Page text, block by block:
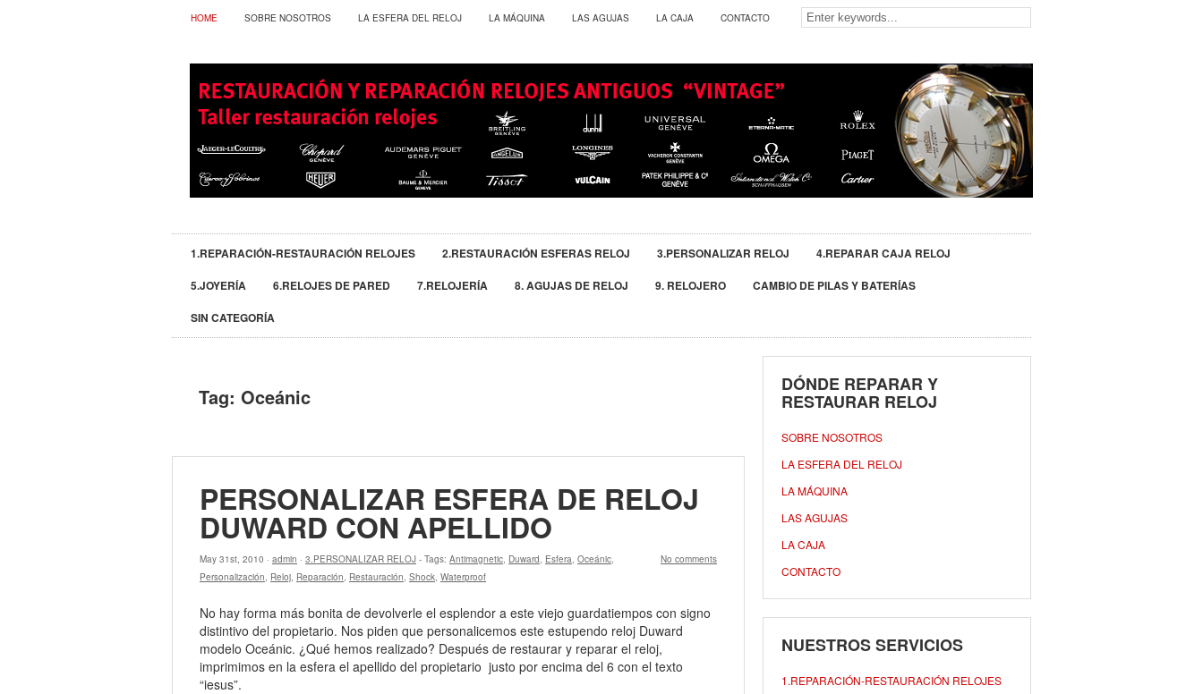
HOME SOBRE NOSOTROS LA ESFERA DEL RELOJ LA MÁQUINA LAS AGUJAS LA CAJA CONTACTO
1.REPARACIÓN-RESTAURACIÓN RELOJES 2.RESTAURACIÓN ESFERAS RELOJ 3.PERSONALIZAR RELOJ
4.REPARAR CAJA RELOJ
5.JOYERÍA
6.RELOJES DE PARED 7.RELOJERÍA 8. AGUJAS DE RELOJ 9. RELOJERO
CAMBIO DE PILAS Y BATERÍAS
SIN CATEGORÍA
Tag: Oceánic
PERSONALIZAR ESFERA DE RELOJ
DUWARD CON APELLIDO
May 31st, 2010 · admin · 3.PERSONALIZAR RELOJ No comments
- Tags: Antimagnetic, Duward, Esfera, Oceánic,
Personalización, Reloj, Reparación, Restauración, Shock, Waterproof
No hay forma más bonita de devolverle el esplendor a este viejo guardatiempos con signo
distintivo del propietario. Nos piden que personalicemos este estupendo reloj Duward
modelo Oceánic. ¿Qué hemos realizado? Después de restaurar y reparar el reloj,
imprimimos en la esfera el apellido del propietario justo por encima del 6 con el texto
“iesus”.
DÓNDE REPARAR Y
RESTAURAR RELOJ
SOBRE NOSOTROS
LA ESFERA DEL RELOJ
LA MÁQUINA
LAS AGUJAS
LA CAJA
CONTACTO
NUESTROS SERVICIOS
1.REPARACIÓN-RESTAURACIÓN RELOJES